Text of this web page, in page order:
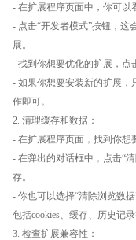
- 在扩展程序页面中，你可以
- 点击“开发者模式”按钮，这
展。
- 找到你想要优化的扩展，点
- 如果你想要安装新的扩展，
作即可。
2. 清理缓存和数据：
- 在扩展程序页面，找到你想
- 在弹出的对话框中，点击“
存。
- 你也可以选择“清除浏览数
包括cookies、缓存、历史记录
3. 检查扩展兼容性：